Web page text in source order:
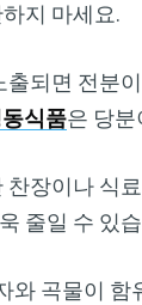
지 마세요.
되면 전분
식품은 당
장이나 식
줄일 수 있
와 곡물이롭